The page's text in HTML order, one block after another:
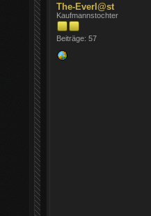
The-Everl@st
Kaufmannstochter
Beiträge: 57